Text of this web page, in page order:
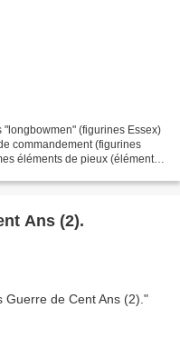
(figurines Essex)
commandement (figurines
éléments de pieux (éléments
Ans (2).